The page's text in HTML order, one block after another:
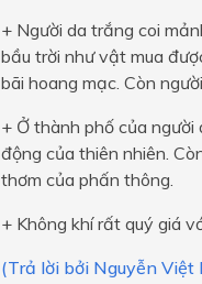
+ Người da trắng coi
bầu trời như vật mua
bãi hoang mạc. Còn
+ Ở thành phố của
động của thiên nhiên.
thơm của phấn thông.
+ Không khí rất quý giá
(Trả lời bởi Nguyễn Việt